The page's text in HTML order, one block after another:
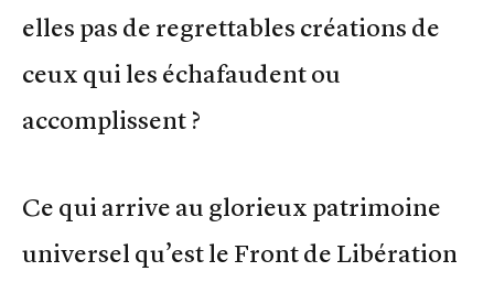
elles pas de regrettables créations de
ceux qui les échafaudent ou
accomplissent ?
Ce qui arrive au glorieux patrimoine
universel qu’est le Front de Libération